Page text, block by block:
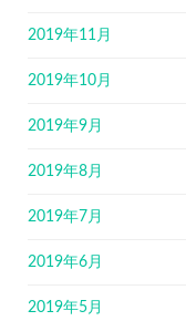
2019年11月
2019年10月
2019年9月
2019年8月
2019年7月
2019年6月
2019年5月